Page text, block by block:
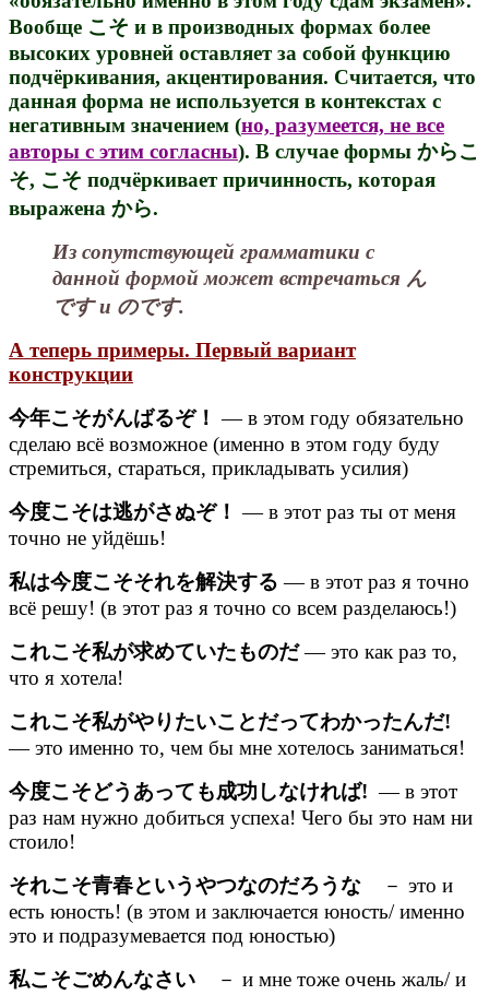
Вообще こそ и в производных формах более
высоких уровней оставляет за собой функцию
подчёркивания, акцентирования. Считается, что
данная форма не используется в контекстах с
негативным значением (но, разумеется, не все
авторы с этим согласны). В случае формы からこ
そ, こそ подчёркивает причинность, которая
выражена から.
Из сопутствующей грамматики с
данной формой может встречаться ん
です и のです.
А теперь примеры. Первый вариант
конструкции
今年こそがんばるぞ！ — в этом году обязательно
сделаю всё возможное (именно в этом году буду
стремиться, стараться, прикладывать усилия)
今度こそは逃がさぬぞ！ — в этот раз ты от меня
точно не уйдёшь!
私は今度こそそれを解決する — в этот раз я точно
всё решу! (в этот раз я точно со всем разделаюсь!)
これこそ私が求めていたものだ— это как раз то,
что я хотела!
これこそ私がやりたいことだってわかったんだ!
— это именно то, чем бы мне хотелось заниматься!
今度こそどうあっても成功しなければ! — в этот
раз нам нужно добиться успеха! Чего бы это нам ни
стоило!
それこそ青春というやつなのだろうな － это и
есть юность! (в этом и заключается юность/ именно
это и подразумевается под юностью)
私こそごめんなさい
－ и мне тоже очень жаль/ и